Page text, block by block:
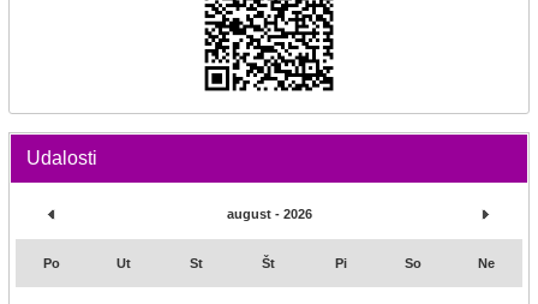
Udalosti
august - 2026
Po Ut St Št Pi So Ne